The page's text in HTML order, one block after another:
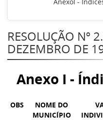
RESOLUÇÃO Nº
DEZEMBRO DE
Anexo I -
OBS
NOME DO
MUNICÍPIO